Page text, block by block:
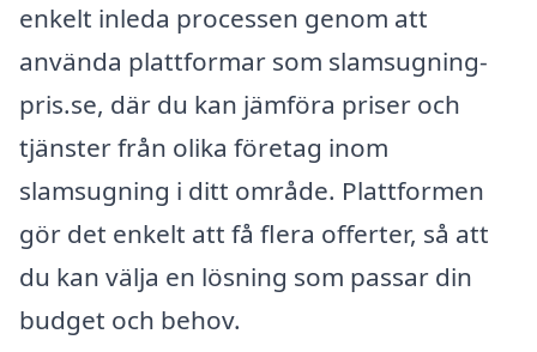
enkelt inleda processen genom att
använda plattformar som slamsugning-
pris.se, där du kan jämföra priser och
tjänster från olika företag inom
slamsugning i ditt område. Plattformen
gör det enkelt att få flera offerter, så att
du kan välja en lösning som passar din
budget och behov.